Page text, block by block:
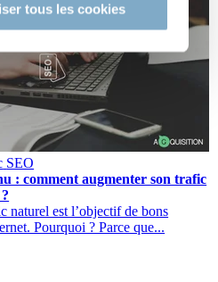
tous les cookies
SEO
: comment augmenter son trafic
naturel est l’objectif de bons
Pourquoi ? Parce que...